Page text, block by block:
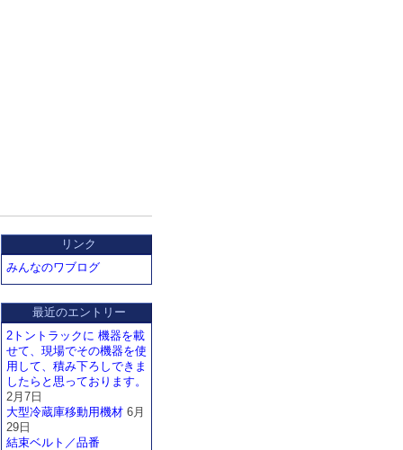
リンク
みんなのワブログ
最近のエントリー
2トントラックに 機器を載
せて、現場でその機器を使
用して、積み下ろしできま
したらと思っております。
2月7日
大型冷蔵庫移動用機材 6月
29日
結束ベルト／品番